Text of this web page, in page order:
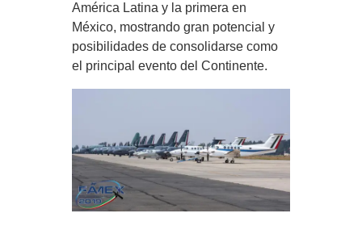
América Latina y la primera en
México, mostrando gran potencial y
posibilidades de consolidarse como
el principal evento del Continente.